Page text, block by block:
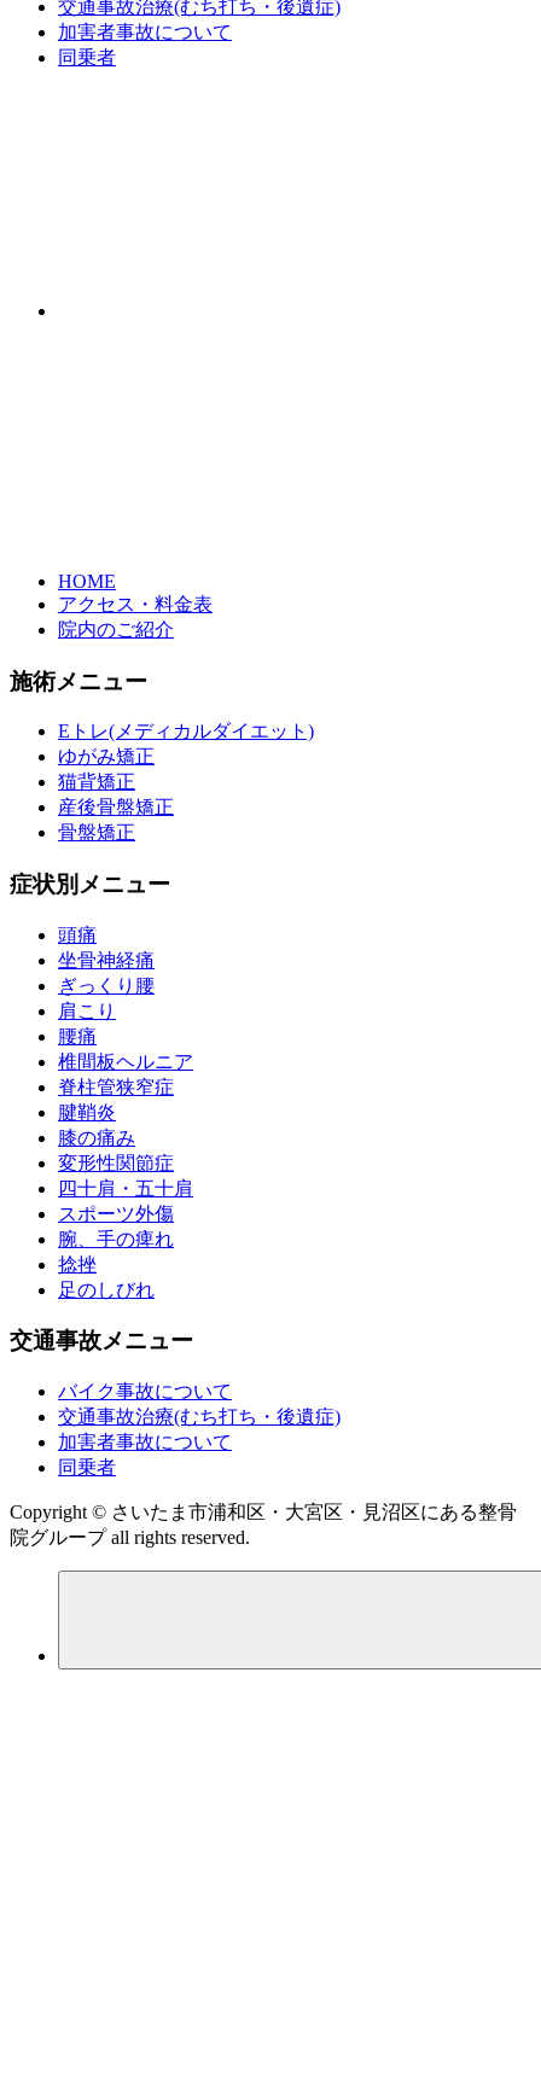
交通事故治療(むち打ち・後遺症)
加害者事故について
同乗者
HOME
アクセス・料金表
院内のご紹介
施術メニュー
Eトレ(メディカルダイエット)
ゆがみ矯正
猫背矯正
産後骨盤矯正
骨盤矯正
症状別メニュー
頭痛
坐骨神経痛
ぎっくり腰
肩こり
腰痛
椎間板ヘルニア
脊柱管狭窄症
腱鞘炎
膝の痛み
変形性関節症
四十肩・五十肩
スポーツ外傷
腕、手の痺れ
捻挫
足のしびれ
交通事故メニュー
バイク事故について
交通事故治療(むち打ち・後遺症)
加害者事故について
同乗者
Copyright © さいたま市浦和区・大宮区・見沼区にある整骨
院グループ all rights reserved.